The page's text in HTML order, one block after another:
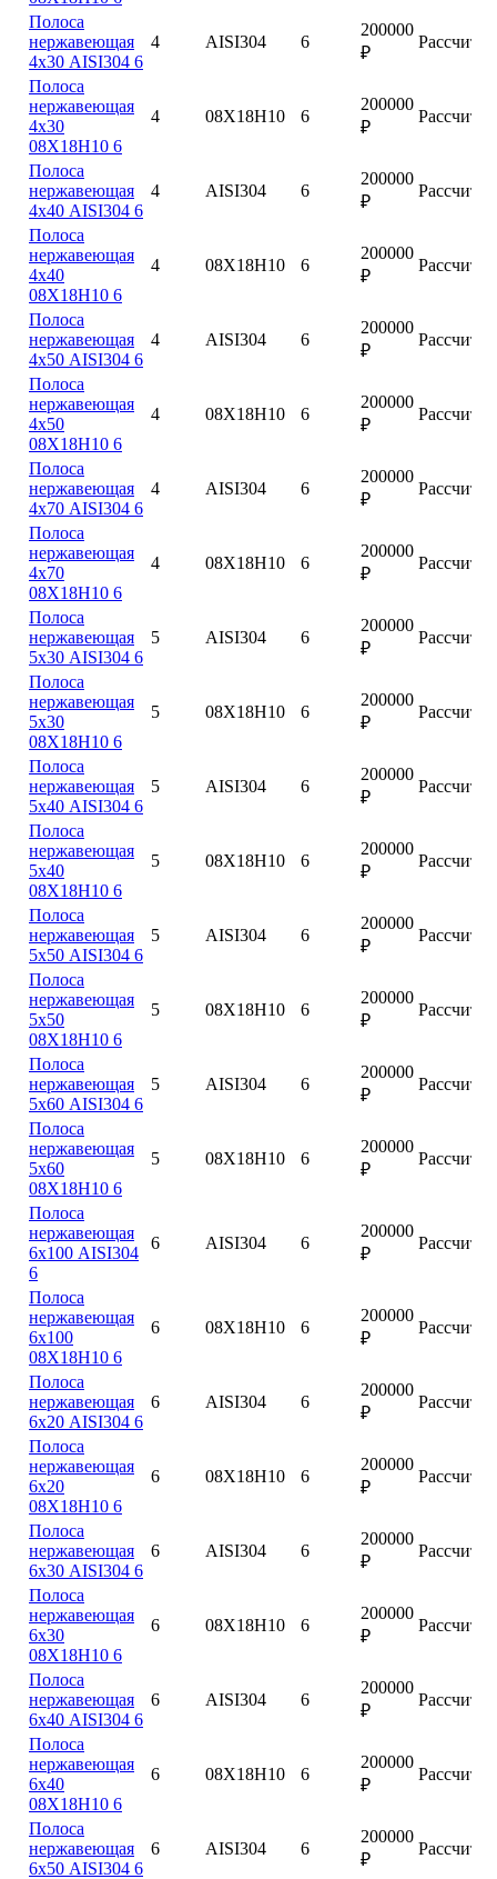
Полоса
нержавеющая
4х30 AISI304 6
4 AISI304 6
200000
₽
Полоса
нержавеющая
4х30
08Х18Н10 6
4 08Х18Н10 6
200000
₽
Полоса
нержавеющая
4х40 AISI304 6
4 AISI304 6
200000
₽
Полоса
нержавеющая
4х40
08Х18Н10 6
4 08Х18Н10 6
200000
₽
Полоса
нержавеющая
4х50 AISI304 6
4 AISI304 6
200000
₽
Полоса
нержавеющая
4х50
08Х18Н10 6
4 08Х18Н10 6
200000
₽
Полоса
нержавеющая
4х70 AISI304 6
4 AISI304 6
200000
₽
Полоса
нержавеющая
4х70
08Х18Н10 6
4 08Х18Н10 6
200000
₽
Полоса
нержавеющая
5х30 AISI304 6
5 AISI304 6
200000
₽
Полоса
нержавеющая
5х30
08Х18Н10 6
5 08Х18Н10 6
200000
₽
Полоса
нержавеющая
5х40 AISI304 6
5 AISI304 6
200000
₽
Полоса
нержавеющая
5х40
08Х18Н10 6
5 08Х18Н10 6
200000
₽
Полоса
нержавеющая
5х50 AISI304 6
5 AISI304 6
200000
₽
Полоса
нержавеющая
5х50
08Х18Н10 6
5 08Х18Н10 6
200000
₽
Полоса
нержавеющая
5х60 AISI304 6
5 AISI304 6
200000
₽
Полоса
нержавеющая
5х60
08Х18Н10 6
5 08Х18Н10 6
200000
₽
Полоса
нержавеющая
6х100 AISI304
6
6 AISI304 6
200000
₽
Полоса
нержавеющая
6х100
08Х18Н10 6
6 08Х18Н10 6
200000
₽
Полоса
нержавеющая
6х20 AISI304 6
6 AISI304 6
200000
₽
Полоса
нержавеющая
6х20
08Х18Н10 6
6 08Х18Н10 6
200000
₽
Полоса
нержавеющая
6х30 AISI304 6
6 AISI304 6
200000
₽
Полоса
нержавеющая
6х30
08Х18Н10 6
6 08Х18Н10 6
200000
₽
Полоса
нержавеющая
6х40 AISI304 6
6 AISI304 6
200000
₽
Полоса
нержавеющая
6х40
08Х18Н10 6
6 08Х18Н10 6
200000
₽
Полоса
нержавеющая
6х50 AISI304 6
6 AISI304 6
200000
₽